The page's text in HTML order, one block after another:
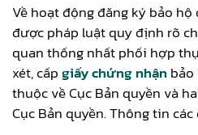
Về hoạt động đăng ký bảo
được pháp luật quy định rõ
quan thống nhất phối hợp
xét, cấpgiấy chứng nhận bảo
thuộc về Cục Bản quyền và
Cục Bản quyền. Thông tin